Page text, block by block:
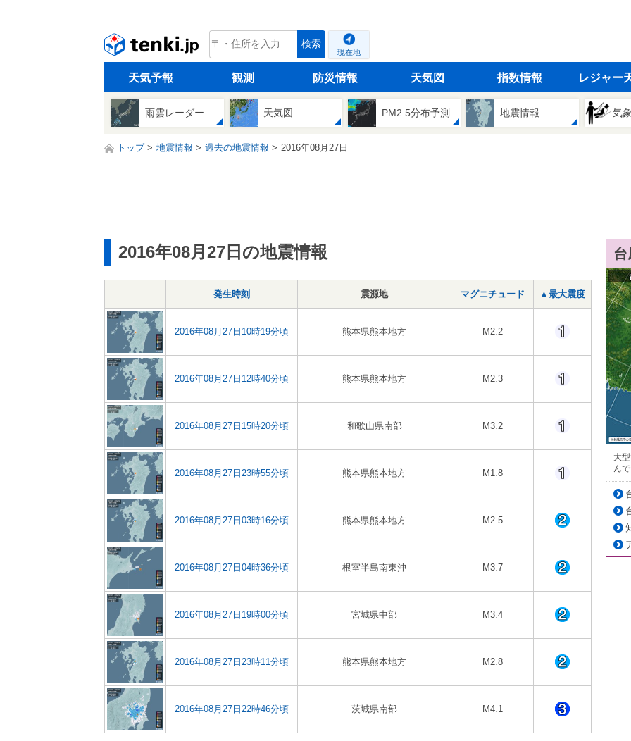
tenki.jp 検索
現在地
天気予報 観測 防災情報 天気図 指数情報 レジャー
雨雲レーダー 天気図 PM2.5分布予測 地震情報 気
トップ 地震情報 過去の地震情報 2016年08月27日
2016年08月27日の地震情報
発生時刻 震源地 マグニチュード ▲最大震度
2016年08月27日10時19分頃 熊本県熊本地方 M2.2
2016年08月27日12時40分頃 熊本県熊本地方 M2.3
2016年08月27日15時20分頃 和歌山県南部 M3.2
2016年08月27日23時55分頃 熊本県熊本地方 M1.8
2016年08月27日03時16分頃 熊本県熊本地方 M2.5
2016年08月27日04時36分頃 根室半島南東沖 M3.7
2016年08月27日19時00分頃 宮城県中部 M3.4
2016年08月27日23時11分頃 熊本県熊本地方 M2.8
2016年08月27日22時46分頃 茨城県南部 M4.1
大
ん